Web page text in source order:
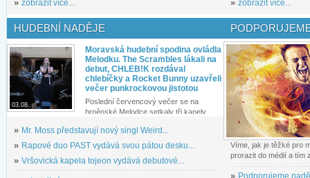
» zobrazit více... » zobrazit více...
HUDEBNÍ NADĚJE
03.08.
Moravská hudební spodina ovládla
Melodku. The Scrambles lákali na
debut, CHLEB!K rozdával
chlebíčky a Rocket Bunny uzavřeli
večer punkrockovou jistotou
Poslední červencový večer se na
brněnské Melodce setkaly tři kapely...
» Mr. Moss představují nový singl Weird...
» Rapové duo PAST vydává svou pátou desku...
» Vršovická kapela tojeon vydává debutové...
Víme, jak je těžké pro
prorazit do médií a tím
» Podporujeme